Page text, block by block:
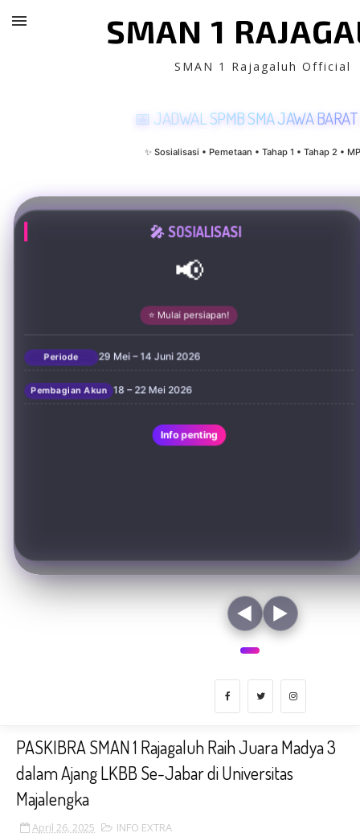
SMAN 1
SMAN 1 Rajagaluh Official
📅 JADWAL SPMB SMA JAWA
✨ Sosialisasi • Pemetaan • Tahap 1 • Tahap 2 •
🎤 SOSIALISASI
📢
⭐ Mulai persiapan!
Periode 29 Mei – 14 Juni 2026
Pembagian Akun 18 – 22 Mei 2026
Info penting
◀ ▶
PASKIBRA SMAN 1 Rajagaluh Raih Juara Madya 3
dalam Ajang LKBB Se-Jabar di Universitas
Majalengka
April 26, 2025 INFO EXTRA